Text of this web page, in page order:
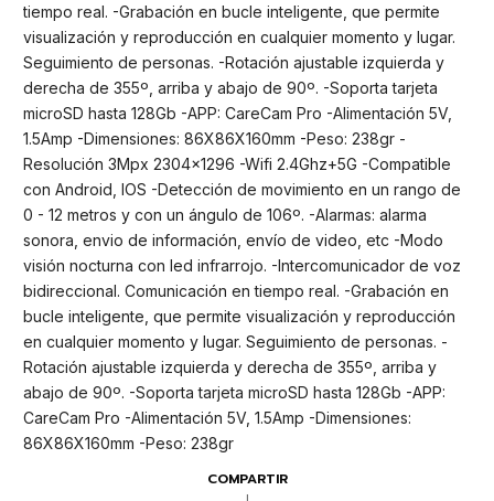
tiempo real. -Grabación en bucle inteligente, que permite
visualización y reproducción en cualquier momento y lugar.
Seguimiento de personas. -Rotación ajustable izquierda y
derecha de 355º, arriba y abajo de 90º. -Soporta tarjeta
microSD hasta 128Gb -APP: CareCam Pro -Alimentación 5V,
1.5Amp -Dimensiones: 86X86X160mm -Peso: 238gr -
Resolución 3Mpx 2304x1296 -Wifi 2.4Ghz+5G -Compatible
con Android, IOS -Detección de movimiento en un rango de
0 - 12 metros y con un ángulo de 106º. -Alarmas: alarma
sonora, envio de información, envío de video, etc -Modo
visión nocturna con led infrarrojo. -Intercomunicador de voz
bidireccional. Comunicación en tiempo real. -Grabación en
bucle inteligente, que permite visualización y reproducción
en cualquier momento y lugar. Seguimiento de personas. -
Rotación ajustable izquierda y derecha de 355º, arriba y
abajo de 90º. -Soporta tarjeta microSD hasta 128Gb -APP:
CareCam Pro -Alimentación 5V, 1.5Amp -Dimensiones:
86X86X160mm -Peso: 238gr
COMPARTIR